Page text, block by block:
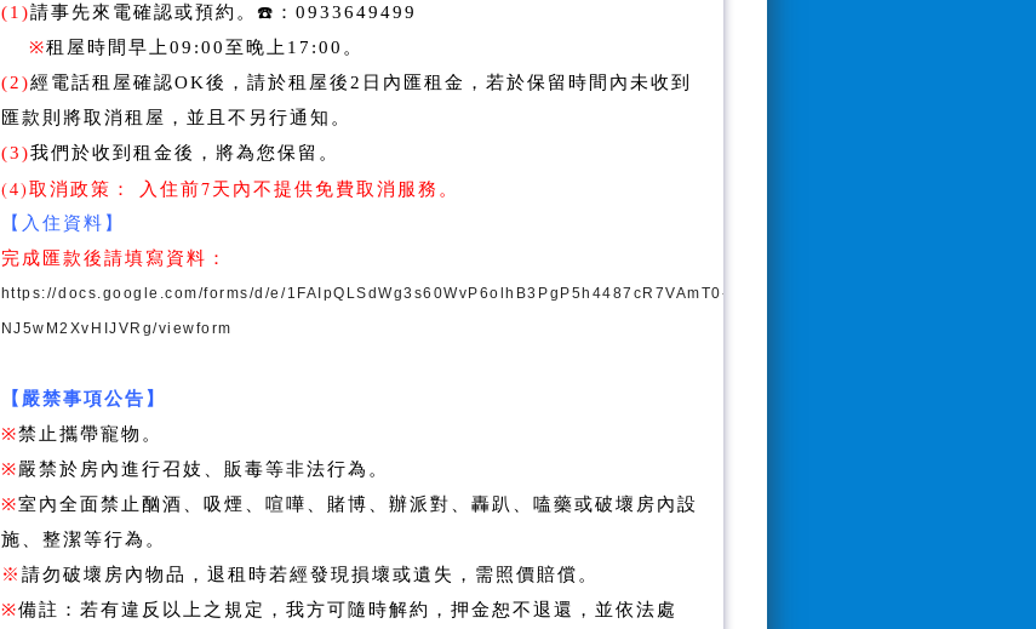
(1)請事先來電確認或預約。☎️：0933649499
※租屋時間早上09:00至晚上17:00。
(2)經電話租屋確認OK後，請於租屋後2日內匯租金，若於保留時間內未收到
匯款則將取消租屋，並且不另行通知。
(3)我們於收到租金後，將為您保留。
(4)取消政策： 入住前7天內不提供免費取消服務。
【入住資料】
完成匯款後請填寫資料：
https://docs.google.com/forms/d/e/1FAIpQLSdWg3s60WvP6olhB3PgP5h4487cR7VAmT0-
NJ5wM2XvHIJVRg/viewform
【嚴禁事項公告】
※禁止攜帶寵物。
※嚴禁於房內進行召妓、販毒等非法行為。
※室內全面禁止酗酒、吸煙、喧嘩、賭博、辦派對、轟趴、嗑藥或破壞房內設
施、整潔等行為。
※ 請勿破壞房內物品，退租時若經發現損壞或遺失，需照價賠償。
※備註：若有違反以上之規定，我方可隨時解約，押金恕不退還，並依法處